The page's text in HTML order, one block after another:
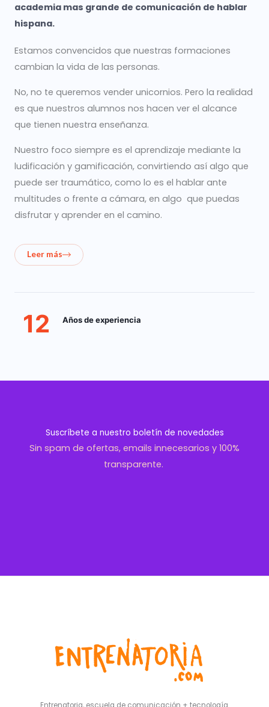
academia mas grande de comunicación de hablar
hispana.
Estamos convencidos que nuestras formaciones
cambian la vida de las personas.
No, no te queremos vender unicornios. Pero la realidad
es que nuestros alumnos nos hacen ver el alcance
que tienen nuestra enseñanza.
Nuestro foco siempre es el aprendizaje mediante la
ludificación y gamificación, convirtiendo así algo que
puede ser traumático, como lo es el hablar ante
multitudes o frente a cámara, en algo que puedas
disfrutar y aprender en el camino.
Leer más
12 Años de experiencia
Suscríbete a nuestro boletín de novedades
Sin spam de ofertas, emails innecesarios y 100%
transparente.